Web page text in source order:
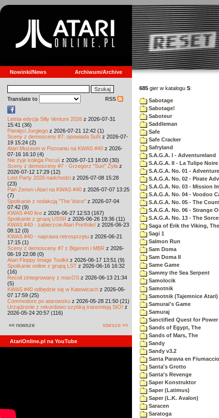
Nowinki/News Archiwum/Archive
Translate to RSS
Letnia edycja Silly Venture 2026 z 2026-07-31
15:41 (36)
Pamięci Jurgiego z 2026-07-21 12:42 (1)
Sceny z demosceny #7: opowiada SuN z 2026-07-
19 15:24 (2)
Atari Muzeum w Poznaniu na KWAS #40 z 2026-
07-16 16:10 (4)
Nie żyje kolega Pecuś z 2026-07-13 18:00 (30)
Sceny z demosceny #7 - Grzegorz "Sun" Żyła z
2026-07-12 17:29 (12)
Lost Party 2026 nadchodzi z 2026-07-08 15:28
(23)
Pan Zenon i Atari na KWAS #40 z 2026-07-07 13:25
(7)
Spotkanie z redakcją "The Voice" z 2026-07-04
07:42 (9)
KWAS #40 live z 2026-06-27 12:53 (167)
Spotkanie z grupą USSR z 2026-06-26 19:36 (11)
KWAS #40 - zabierzcie Atari Portfolio! z 2026-06-23
08:12 (0)
KWAS #40 - naprawa retrosprzętu z 2026-06-21
17:15 (1)
Sceny z demosceny #7 z Bigerem i MBR z 2026-
06-19 22:08 (0)
Atari Floppy Image Toolkit z 2026-06-17 13:51 (9)
Spotkanie online z grupą LST z 2026-06-16 16:32
(16)
Recoil zintegrowany z macOS z 2026-06-13 21:34
(5)
KWAS #40 odbędzie się w Katowicach z 2026-06-
07 17:59 (25)
Commodore po atarowsku z 2026-05-28 21:50 (21)
Urządzenie z rekordowo szybką transmisją SIO! z
2026-05-24 20:57 (116)
«« nowsze starsze »»
AtariOnline.pl na YouTube
685 gier w katalogu S:
Sabotage
Sabotage!
Saboteur
Saddleman
Safe
Safe Cracker
Safryland
S.A.G.A. I - Adventureland
S.A.G.A. II - La Tulipe Noire
S.A.G.A. No. 01 -
S.A.G.A. No. 02 - Pirate
S.A.G.A. No. 03 - Mission
S.A.G.A. No. 04 - Voodoo
S.A.G.A. No. 05 - The
S.A.G.A. No. 06 - Strange
S.A.G.A. No. 13 - The
Saga of Erik the Viking, The
Sagi 1
Salmon Run
Sam Doma
Sam Doma II
Same Game
Sammy the Sea Serpent
Samolocik
Samotnik
Samotnik (Tajemnice Atari)
Samurai's Game
Samuraj
Sanctified Quest for Power
Sands of Egypt, The
Sands of Mars, The
Sandy
Sandy v3.2
Santa Paravia en Fiumaccio
Santa's Grotto
Santa's Revenge
Saper Konstruktor
Saper (Latimus)
Saper (L.K. Avalon)
Saracen
Saratoga